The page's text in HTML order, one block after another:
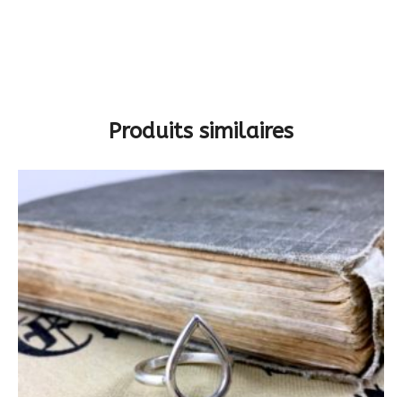
Produits similaires